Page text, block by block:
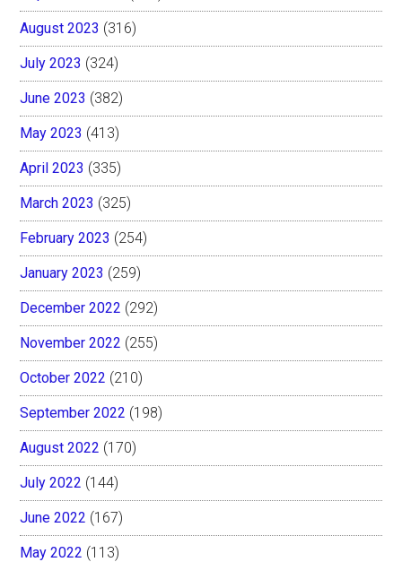
August 2023 (316)
July 2023 (324)
June 2023 (382)
May 2023 (413)
April 2023 (335)
March 2023 (325)
February 2023 (254)
January 2023 (259)
December 2022 (292)
November 2022 (255)
October 2022 (210)
September 2022 (198)
August 2022 (170)
July 2022 (144)
June 2022 (167)
May 2022 (113)